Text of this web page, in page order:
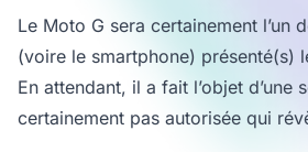
Le Moto G sera certainement l’un
(voire le smartphone) présenté(s)
En attendant, il a fait l’objet d’une
certainement pas autorisée qui